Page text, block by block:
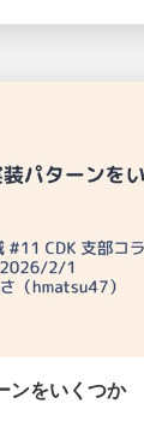
ンをいくつか